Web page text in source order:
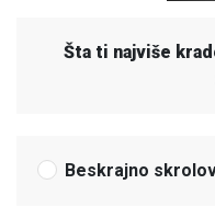
Šta ti najviše
Beskrajno